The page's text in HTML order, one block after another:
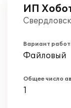
ИП
Вариант
Файловый
Общее число
1